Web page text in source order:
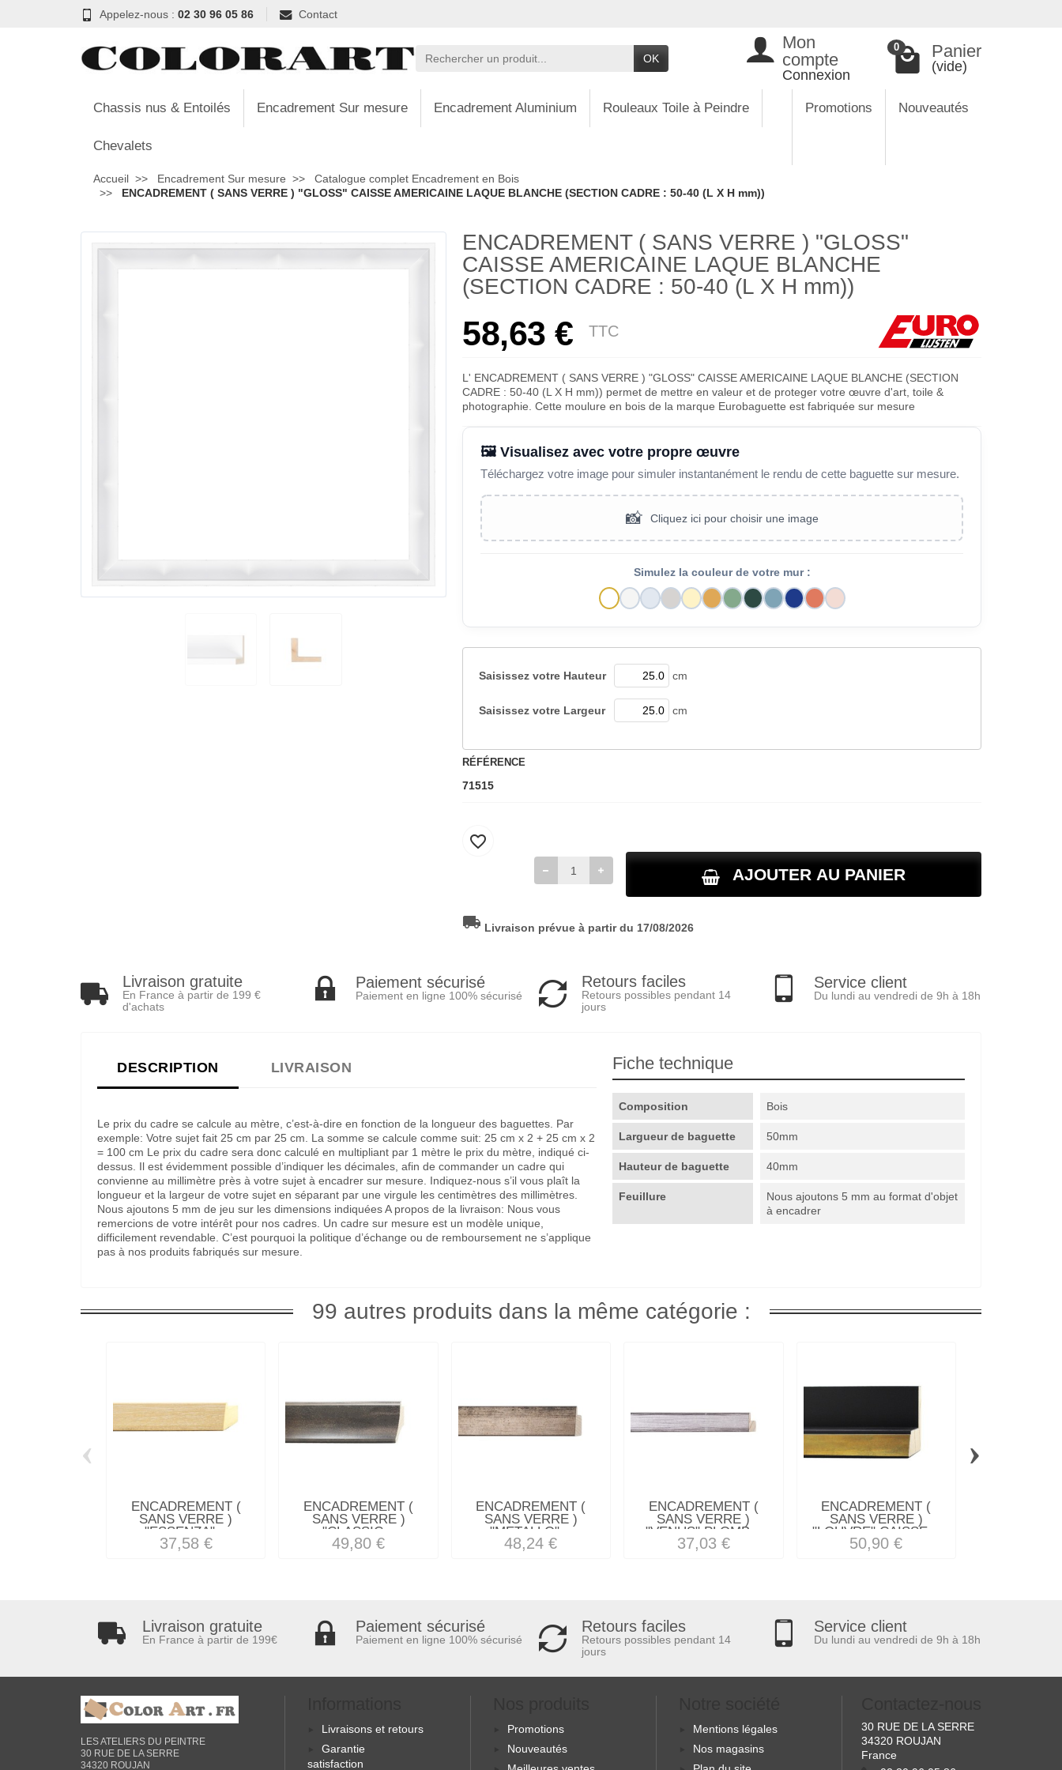
Appelez-nous : 02 30 96 05 86 Contact
OK
Mon
compte
Connexion
0 Panier
(vide)
Chassis nus & Entoilés Encadrement Sur mesure Encadrement Aluminium Rouleaux Toile à Peindre
Chevalets
Promotions Nouveautés
Accueil Encadrement Sur mesure
Catalogue complet Encadrement en Bois
ENCADREMENT ( SANS VERRE ) "GLOSS" CAISSE AMERICAINE LAQUE BLANCHE (SECTION CADRE : 50-40 (L X H mm))
ENCADREMENT ( SANS VERRE ) "GLOSS"
CAISSE AMERICAINE LAQUE BLANCHE
(SECTION CADRE : 50-40 (L X H mm))
58,63 € TTC
L' ENCADREMENT ( SANS VERRE ) "GLOSS" CAISSE AMERICAINE LAQUE BLANCHE (SECTION
CADRE : 50-40 (L X H mm)) permet de mettre en valeur et de proteger votre œuvre d'art, toile &
photographie. Cette moulure en bois de la marque Eurobaguette est fabriquée sur mesure
🖼️ Visualisez avec votre propre œuvre
Téléchargez votre image pour simuler instantanément le rendu de cette baguette sur mesure.
📸 Cliquez ici pour choisir une image
Simulez la couleur de votre mur :
Saisissez votre Hauteur cm
Saisissez votre Largeur cm
RÉFÉRENCE
71515
AJOUTER AU PANIER
favorite_border
local_shipping Livraison prévue à partir du 17/08/2026
Livraison gratuite
En France à partir de 199 €
d'achats
Paiement sécurisé
Paiement en ligne 100% sécurisé
Retours faciles
Retours possibles pendant 14
jours
Service client
Du lundi au vendredi de 9h à 18h
DESCRIPTION LIVRAISON
Le prix du cadre se calcule au mètre, c’est-à-dire en fonction de la longueur des baguettes. Par
exemple: Votre sujet fait 25 cm par 25 cm. La somme se calcule comme suit: 25 cm x 2 + 25 cm x 2
= 100 cm Le prix du cadre sera donc calculé en multipliant par 1 mètre le prix du mètre, indiqué ci-
dessus. Il est évidemment possible d’indiquer les décimales, afin de commander un cadre qui
convienne au millimètre près à votre sujet à encadrer sur mesure. Indiquez-nous s’il vous plaît la
longueur et la largeur de votre sujet en séparant par une virgule les centimètres des millimètres.
Nous ajoutons 5 mm de jeu sur les dimensions indiquées A propos de la livraison: Nous vous
remercions de votre intérêt pour nos cadres. Un cadre sur mesure est un modèle unique,
difficilement revendable. C’est pourquoi la politique d’échange ou de remboursement ne s’applique
pas à nos produits fabriqués sur mesure.
Fiche technique
Composition Bois
Largueur de baguette 50mm
Hauteur de baguette 40mm
Feuillure
Nous ajoutons 5 mm au format d'objet
à encadrer
99 autres produits dans la même catégorie :
ENCADREMENT (
SANS VERRE )
"ESSENZA"...
37,58 €
ENCADREMENT (
SANS VERRE )
"CLASSIC...
49,80 €
ENCADREMENT (
SANS VERRE )
"METALLO"...
48,24 €
ENCADREMENT (
SANS VERRE )
"VENUS" PLOMB...
37,03 €
ENCADREMENT (
SANS VERRE )
"LOUVRE" CAISSE...
50,90 €
‹ ›
Livraison gratuite
En France à partir de 199€
Paiement sécurisé
Paiement en ligne 100% sécurisé
Retours faciles
Retours possibles pendant 14
jours
Service client
Du lundi au vendredi de 9h à 18h
LES ATELIERS DU PEINTRE
30 RUE DE LA SERRE
34320 ROUJAN
Livraisons et retours
Garantie
satisfaction
Promotions
Nouveautés
Mentions légales
Nos magasins
30 RUE DE LA SERRE
34320 ROUJAN
France